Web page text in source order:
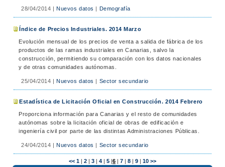
28/04/2014 |Nuevos datos | Demografía
Índice de Precios Industriales. 2014 Marzo
Evolución mensual de los precios de venta a salida de fábrica de los
productos de las ramas industriales en Canarias, salvo la
construcción, permitiendo su comparación con los datos nacionales
y de otras comunidades autónomas.
25/04/2014 |Nuevos datos | Sector secundario
Estadística de Licitación Oficial en Construcción. 2014 Febrero
Proporciona información para Canarias y el resto de comunidades
autónomas sobre la licitación oficial de obras de edificación e
ingeniería civil por parte de las distintas Administraciones Públicas.
24/04/2014 |Nuevos datos | Sector secundario
<< 1 | 2 | 3 | 4 | 5 |6 | 7 | 8 | 9 | 10 >>